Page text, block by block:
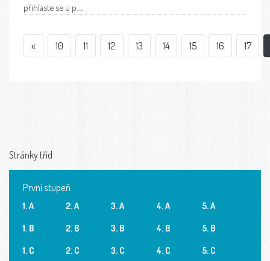
přihlaste se u p.…
« 10 11 12 13 14 15 16 17
Stránky tříd
První stupeň
1. A
1. B
1. C
2. A
2. B
2. C
3. A
3. B
3. C
4. A
4. B
4. C
5. A
5. B
5. C